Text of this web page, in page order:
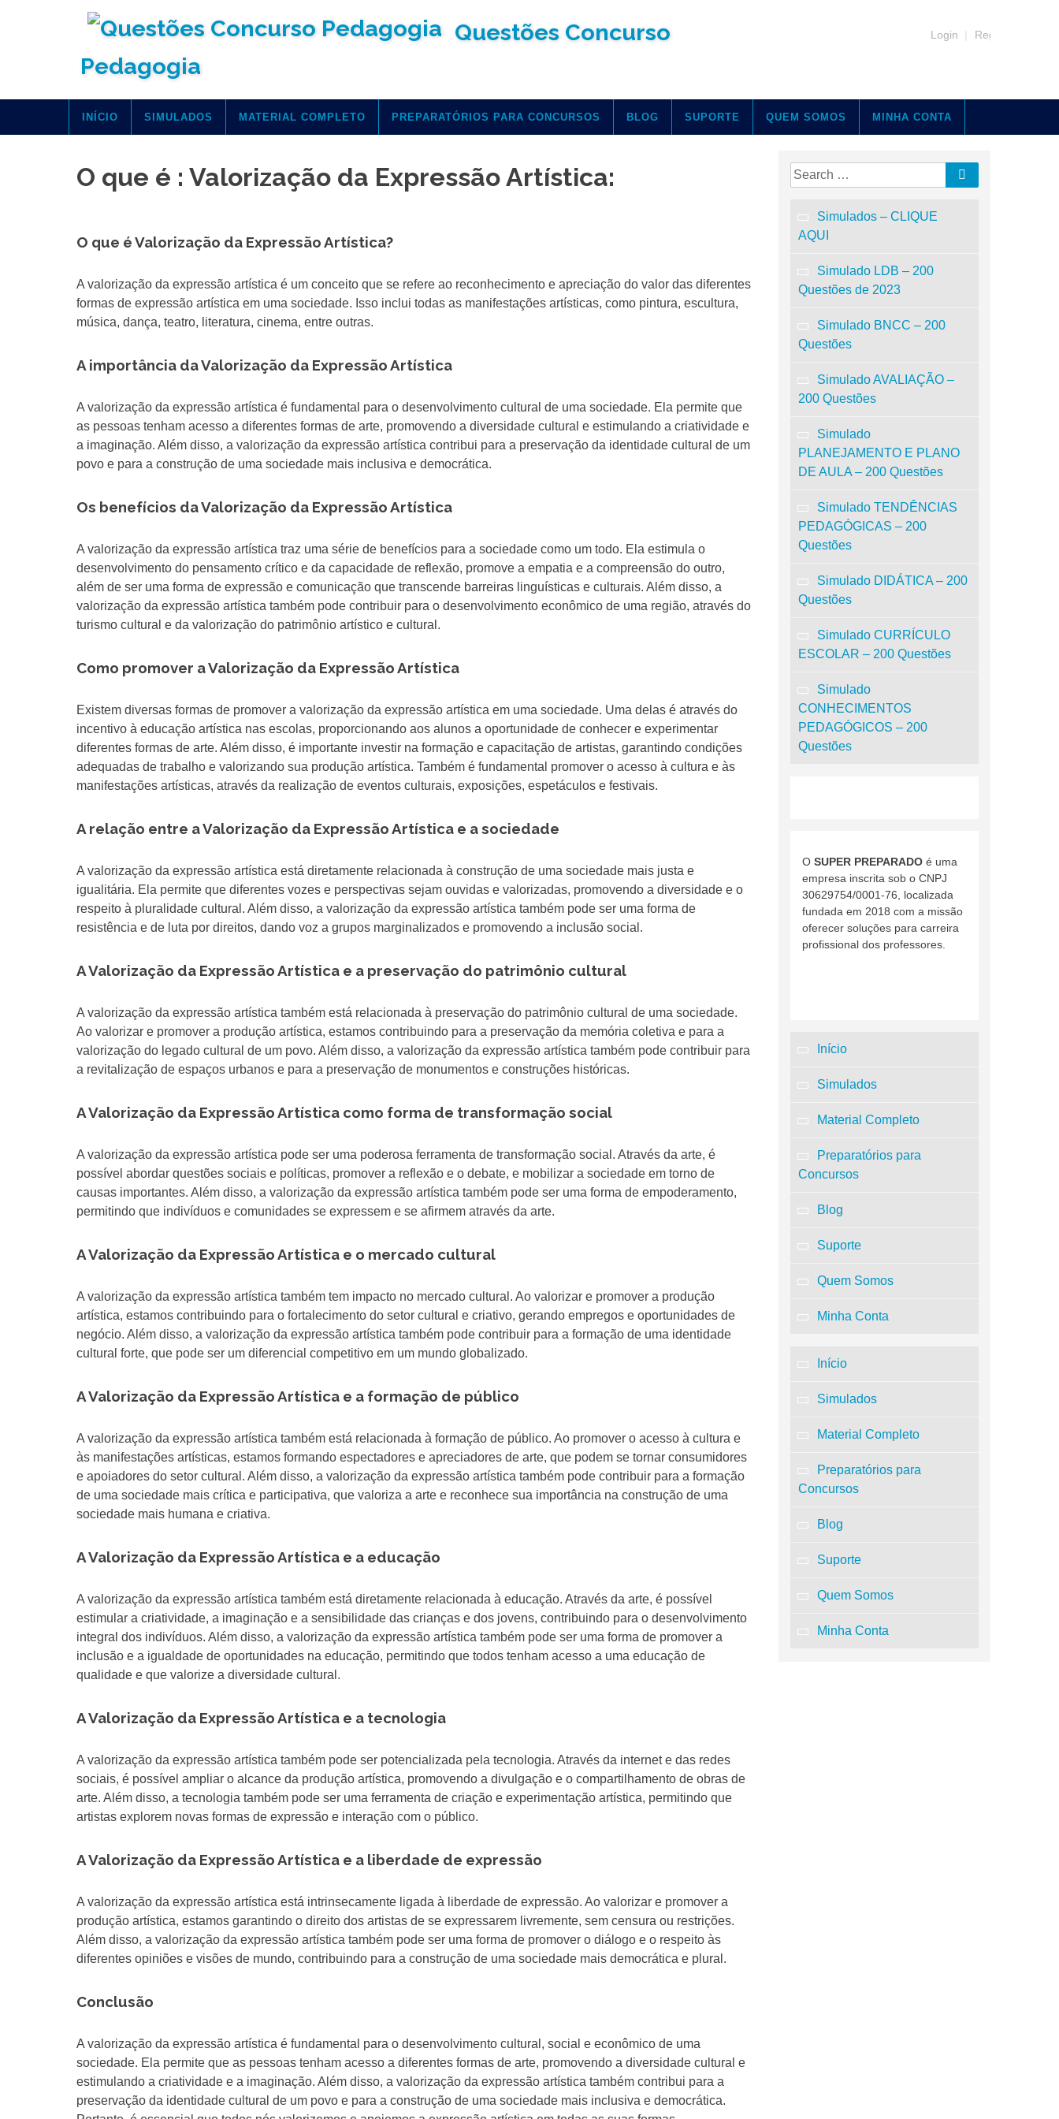
Questões Concurso
Pedagogia
Login | Register
INÍCIO SIMULADOS MATERIAL COMPLETO PREPARATÓRIOS PARA CONCURSOS BLOG SUPORTE QUEM SOMOS MINHA CONTA
O que é : Valorização da Expressão Artística:
O que é Valorização da Expressão Artística?
A valorização da expressão artística é um conceito que se refere ao reconhecimento e apreciação do valor das diferentes
formas de expressão artística em uma sociedade. Isso inclui todas as manifestações artísticas, como pintura, escultura,
música, dança, teatro, literatura, cinema, entre outras.
A importância da Valorização da Expressão Artística
A valorização da expressão artística é fundamental para o desenvolvimento cultural de uma sociedade. Ela permite que
as pessoas tenham acesso a diferentes formas de arte, promovendo a diversidade cultural e estimulando a criatividade e
a imaginação. Além disso, a valorização da expressão artística contribui para a preservação da identidade cultural de um
povo e para a construção de uma sociedade mais inclusiva e democrática.
Os benefícios da Valorização da Expressão Artística
A valorização da expressão artística traz uma série de benefícios para a sociedade como um todo. Ela estimula o
desenvolvimento do pensamento crítico e da capacidade de reflexão, promove a empatia e a compreensão do outro,
além de ser uma forma de expressão e comunicação que transcende barreiras linguísticas e culturais. Além disso, a
valorização da expressão artística também pode contribuir para o desenvolvimento econômico de uma região, através do
turismo cultural e da valorização do patrimônio artístico e cultural.
Como promover a Valorização da Expressão Artística
Existem diversas formas de promover a valorização da expressão artística em uma sociedade. Uma delas é através do
incentivo à educação artística nas escolas, proporcionando aos alunos a oportunidade de conhecer e experimentar
diferentes formas de arte. Além disso, é importante investir na formação e capacitação de artistas, garantindo condições
adequadas de trabalho e valorizando sua produção artística. Também é fundamental promover o acesso à cultura e às
manifestações artísticas, através da realização de eventos culturais, exposições, espetáculos e festivais.
A relação entre a Valorização da Expressão Artística e a sociedade
A valorização da expressão artística está diretamente relacionada à construção de uma sociedade mais justa e
igualitária. Ela permite que diferentes vozes e perspectivas sejam ouvidas e valorizadas, promovendo a diversidade e o
respeito à pluralidade cultural. Além disso, a valorização da expressão artística também pode ser uma forma de
resistência e de luta por direitos, dando voz a grupos marginalizados e promovendo a inclusão social.
A Valorização da Expressão Artística e a preservação do patrimônio cultural
A valorização da expressão artística também está relacionada à preservação do patrimônio cultural de uma sociedade.
Ao valorizar e promover a produção artística, estamos contribuindo para a preservação da memória coletiva e para a
valorização do legado cultural de um povo. Além disso, a valorização da expressão artística também pode contribuir para
a revitalização de espaços urbanos e para a preservação de monumentos e construções históricas.
A Valorização da Expressão Artística como forma de transformação social
A valorização da expressão artística pode ser uma poderosa ferramenta de transformação social. Através da arte, é
possível abordar questões sociais e políticas, promover a reflexão e o debate, e mobilizar a sociedade em torno de
causas importantes. Além disso, a valorização da expressão artística também pode ser uma forma de empoderamento,
permitindo que indivíduos e comunidades se expressem e se afirmem através da arte.
A Valorização da Expressão Artística e o mercado cultural
A valorização da expressão artística também tem impacto no mercado cultural. Ao valorizar e promover a produção
artística, estamos contribuindo para o fortalecimento do setor cultural e criativo, gerando empregos e oportunidades de
negócio. Além disso, a valorização da expressão artística também pode contribuir para a formação de uma identidade
cultural forte, que pode ser um diferencial competitivo em um mundo globalizado.
A Valorização da Expressão Artística e a formação de público
A valorização da expressão artística também está relacionada à formação de público. Ao promover o acesso à cultura e
às manifestações artísticas, estamos formando espectadores e apreciadores de arte, que podem se tornar consumidores
e apoiadores do setor cultural. Além disso, a valorização da expressão artística também pode contribuir para a formação
de uma sociedade mais crítica e participativa, que valoriza a arte e reconhece sua importância na construção de uma
sociedade mais humana e criativa.
A Valorização da Expressão Artística e a educação
A valorização da expressão artística também está diretamente relacionada à educação. Através da arte, é possível
estimular a criatividade, a imaginação e a sensibilidade das crianças e dos jovens, contribuindo para o desenvolvimento
integral dos indivíduos. Além disso, a valorização da expressão artística também pode ser uma forma de promover a
inclusão e a igualdade de oportunidades na educação, permitindo que todos tenham acesso a uma educação de
qualidade e que valorize a diversidade cultural.
A Valorização da Expressão Artística e a tecnologia
A valorização da expressão artística também pode ser potencializada pela tecnologia. Através da internet e das redes
sociais, é possível ampliar o alcance da produção artística, promovendo a divulgação e o compartilhamento de obras de
arte. Além disso, a tecnologia também pode ser uma ferramenta de criação e experimentação artística, permitindo que
artistas explorem novas formas de expressão e interação com o público.
A Valorização da Expressão Artística e a liberdade de expressão
A valorização da expressão artística está intrinsecamente ligada à liberdade de expressão. Ao valorizar e promover a
produção artística, estamos garantindo o direito dos artistas de se expressarem livremente, sem censura ou restrições.
Além disso, a valorização da expressão artística também pode ser uma forma de promover o diálogo e o respeito às
diferentes opiniões e visões de mundo, contribuindo para a construção de uma sociedade mais democrática e plural.
Conclusão
A valorização da expressão artística é fundamental para o desenvolvimento cultural, social e econômico de uma
sociedade. Ela permite que as pessoas tenham acesso a diferentes formas de arte, promovendo a diversidade cultural e
estimulando a criatividade e a imaginação. Além disso, a valorização da expressão artística também contribui para a
preservação da identidade cultural de um povo e para a construção de uma sociedade mais inclusiva e democrática.
Search
for:
Simulados – CLIQUE
AQUI
Simulado LDB – 200
Questões de 2023
Simulado BNCC – 200
Questões
Simulado AVALIAÇÃO –
200 Questões
Simulado
PLANEJAMENTO E PLANO
DE AULA – 200 Questões
Simulado TENDÊNCIAS
PEDAGÓGICAS – 200
Questões
Simulado DIDÁTICA – 200
Questões
Simulado CURRÍCULO
ESCOLAR – 200 Questões
Simulado
CONHECIMENTOS
PEDAGÓGICOS – 200
Questões
O SUPER PREPARADOé uma
empresa inscrita sob o CNPJ
30629754/0001-76, localizada
fundada em 2018 com a missão
oferecer soluções para carreira
profissional dos professores.
Início
Simulados
Material Completo
Preparatórios para
Concursos
Blog
Suporte
Quem Somos
Minha Conta
Início
Simulados
Material Completo
Preparatórios para
Concursos
Blog
Suporte
Quem Somos
Minha Conta